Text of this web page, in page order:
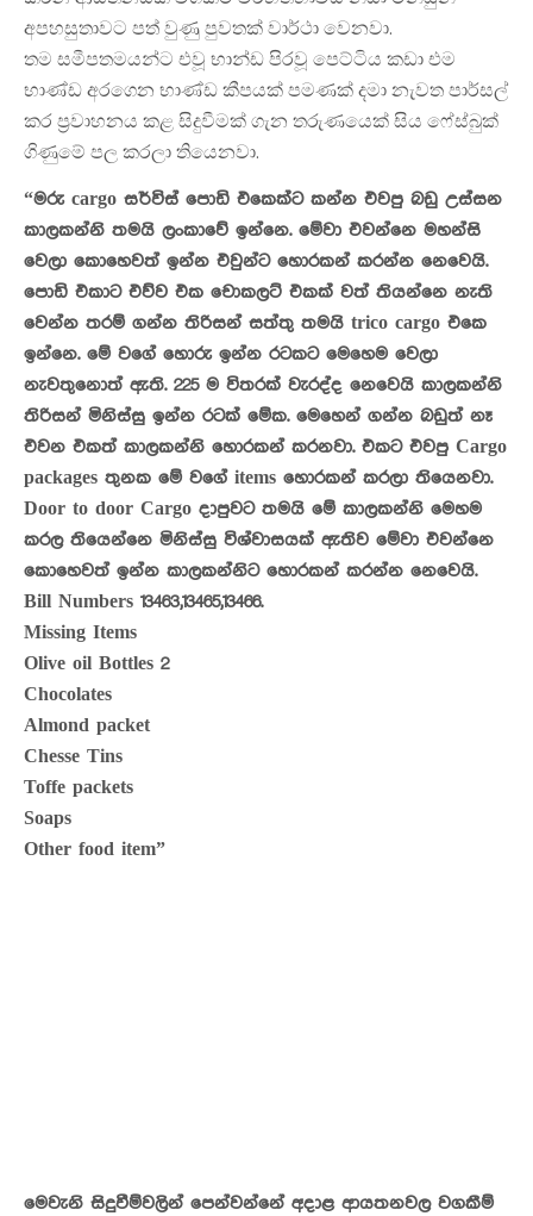
අපහසුතාවට පත් වුණු පුවතක් වාර්ථා වෙනවා.
තම සමීපතමයන්ට එවූ භාන්ඩ පිරවූ පෙට්ටිය කඩා එම
භාණ්ඩ අරගෙන භාණ්ඩ කීපයක් පමණක් දමා නැවත පාර්සල්
කර ප්‍රවාහනය කළ සිදුවීමක් ගැන තරුණයෙක් සිය ෆේස්බුක්
ගිණුමේ පල කරලා තියෙනවා.
“මරු cargo සර්විස් පොඩි එකෙක්ට කන්න එවපු බඩු උස්සන
කාලකන්නි තමයි ලංකාවේ ඉන්නෙ. මේවා එවන්නෙ මහන්සි
වෙලා කොහෙවත් ඉන්න එවුන්ට හොරකන් කරන්න නෙවෙයි.
පොඩි එකාට එව්ව එක චොකලට් එකක් වත් තියන්නෙ නැති
වෙන්න තරම් ගන්න තිරිසන් සත්තු තමයි trico cargo එකෙ
ඉන්නෙ. මේ වගේ හොරු ඉන්න රටකට මෙහෙම වෙලා
නැවතුනොත් ඇති. 225 ම විතරක් වැරද්ද නෙවෙයි කාලකන්නි
තිරිසන් මිනිස්සු ඉන්න රටක් මේක. මෙහෙන් ගන්න බඩුත් නෑ
එවන එකත් කාලකන්නි හොරකන් කරනවා. එකට එවපු Cargo
packages තුනක මේ වගේ items හොරකන් කරලා තියෙනවා.
Door to door Cargo දාපුවට තමයි මේ කාලකන්නි මෙහම
කරල තියෙන්නෙ මිනිස්සු විශ්වාසයක් ඇතිව මේවා එවන්නෙ
කොහෙවත් ඉන්න කාලකන්නිට හොරකන් කරන්න නෙවෙයි.
Bill Numbers 13463,13465,13466.
Missing Items
Olive oil Bottles 2
Chocolates
Almond packet
Chesse Tins
Toffe packets
Soaps
Other food item”
මෙවැනි සිදුවීම්වලින් පෙන්වන්නේ අදාළ ආයතනවල වගකීම්